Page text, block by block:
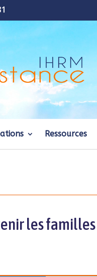
Ressources
les